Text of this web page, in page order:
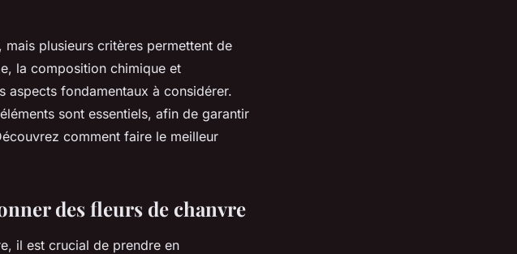
plusieurs critères permettent de
la composition chimique et
aspects fondamentaux à considérer.
sont essentiels, afin de garantir
comment faire le meilleur
des fleurs de chanvre
il est crucial de prendre en